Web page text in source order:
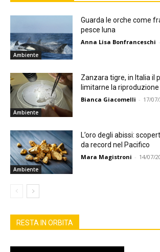
Ambiente
Guarda le orche come
pesce luna
Anna Lisa Bonfranceschi -
Ambiente
Zanzara tigre, in Italia il
limitarne la riproduzione
Bianca Giacomelli - 17/
Ambiente
L’oro degli abissi:
da record nel Pacifico
Mara Magistroni - 14/07/
RESTA IN ORBITA